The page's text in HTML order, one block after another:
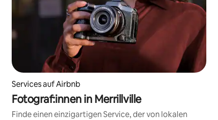
Services auf Airbnb
Fotograf:innen in Merrillville
Finde einen einzigartigen Service, der von lokalen